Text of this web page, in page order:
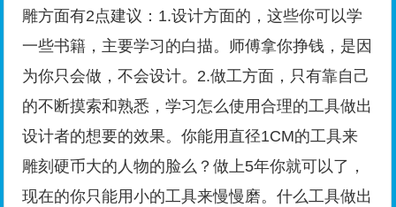
雕方面有2点建议：1.设计方面的，这些你可以学
一些书籍，主要学习的白描。师傅拿你挣钱，是因
为你只会做，不会设计。2.做工方面，只有靠自己
的不断摸索和熟悉，学习怎么使用合理的工具做出
设计者的想要的效果。你能用直径1CM的工具来
雕刻硬币大的人物的脸么？做上5年你就可以了，
现在的你只能用小的工具来慢慢磨。什么工具做出